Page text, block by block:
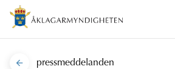
pressmeddelanden